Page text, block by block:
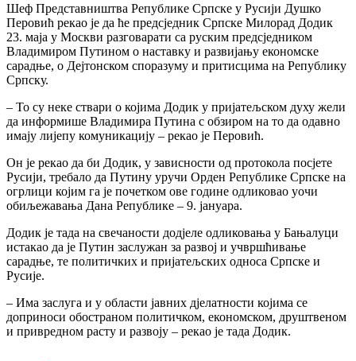
Шеф Представништва Републике Српске у Русији Душко
Перовић рекао је да ће предсједник Српске Милорад Додик
23. маја у Москви разговарати са руским предсједником
Владимиром Путином о наставку и развијању економске
сарадње, о Дејтонском споразуму и притисцима на Републику
Српску.
– То су неке ствари о којима Додик у пријатељском духу жели
да информише Владимира Путина с обзиром на то да одавно
имају лијепу комуникацију – рекао је Перовић.
Он је рекао да би Додик, у зависности од протокола посјете
Русији, требало да Путину уручи Орден Републике Српске на
огрлици којим га је почетком ове године одликовао уочи
обиљежавања Дана Републике – 9. јануара.
Додик је тада на свечаности додјеле одликовања у Бањалуци
истакао да је Путин заслужан за развој и учвршћивање
сарадње, те политичких и пријатељских односа Српске и
Русије.
– Има заслуга и у области јавних дјелатности којима се
доприноси обостраном политичком, економском, друштвеном
и привредном расту и развоју – рекао је тада Додик.